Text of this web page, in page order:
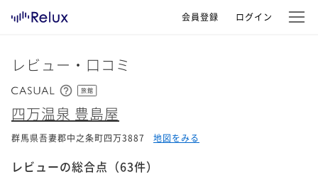
会員登録 ログイン
レビュー・口コミ
旅館
四万温泉 豊島屋
群馬県吾妻郡中之条町四万3887 地図をみる
レビューの総合点 （63件）